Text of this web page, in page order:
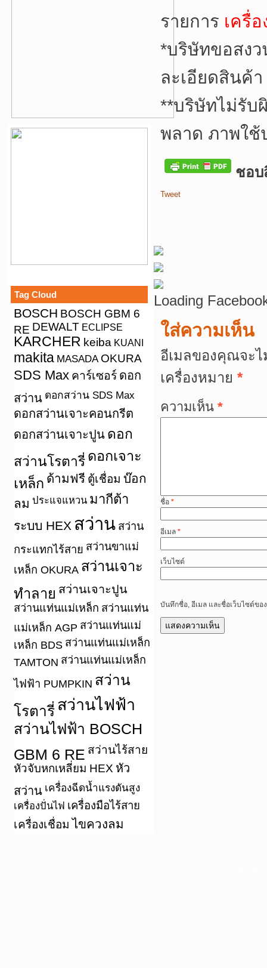
Tag Cloud
BOSCH BOSCH GBM 6
RE DEWALT ECLIPSE
KARCHER keiba KUANI
makita MASADA OKURA
SDS Max คาร์เซอร์ ดอก
สว่าน ดอกสว่าน SDS Max
ดอกสว่านเจาะคอนกรีต
ดอกสว่านเจาะปูน ดอก
สว่านโรตารี่ ดอกเจาะ
เหล็ก ด้ามฟรี ตู้เชื่อม บ๊อก
ลม ประแจแหวน มากีต้า
ระบบ HEX สว่าน สว่าน
กระแทกไร้สาย สว่านขาแม่
เหล็ก OKURA สว่านเจาะ
ทำลาย สว่านเจาะปูน
สว่านแท่นแม่เหล็ก สว่านแท่น
แม่เหล็ก AGP สว่านแท่นแม่
เหล็ก BDS สว่านแท่นแม่เหล็ก
TAMTON สว่านแท่นแม่เหล็ก
ไฟฟ้า PUMPKIN สว่าน
โรตารี่ สว่านไฟฟ้า
สว่านไฟฟ้า BOSCH
GBM 6 RE สว่านไร้สาย
หัวจับหกเหลี่ยม HEX หัว
สว่าน เครื่องฉีดน้ำแรงดันสูง
เครื่องปั่นไฟ เครื่องมือไร้สาย
เครื่องเชื่อม ไขควงลม
รายการ เครื่
*บริษัทขอสงว
ละเอียดสินค้
**บริษัทไม่รับ
พลาด ภาพใ
ชอบ
Tweet
Loading
ใส่ความเห็น
อีเมลของคุณจะ
เครื่องหมาย *
ความเห็น *
ชื่อ *
อีเมล *
เว็บไซต์
บันทึกชื่อ, อีเมล และชื่อเว็บไซต์ขอ